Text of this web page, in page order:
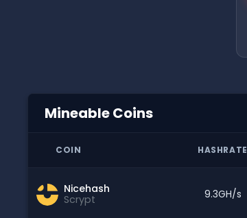
Mineable Coins
COIN HASHRATE
Nicehash
Scrypt
9.3GH/s